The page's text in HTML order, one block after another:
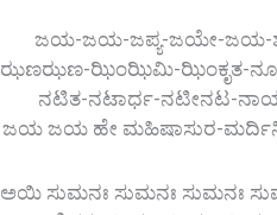
ಜಯ-ಜಯ-ಜಪ್ಯ-ಜಯೇ-ಜಯ-ಶಬ್ದ-
ಝಣಝಣ-ಝಿಂಝಿಮಿ-ಝಿಂಕೃತ-
ನಟಿತ-ನಟಾರ್ಧ-ನಟೀನಟ-
ಜಯ ಜಯ ಹೇ ಮಹಿಷಾಸುರ-ಮರ್ದಿನಿ
ಅಯಿ ಸುಮನಃ ಸುಮನಃ ಸುಮನಃ